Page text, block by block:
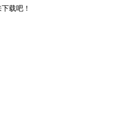
载吧！